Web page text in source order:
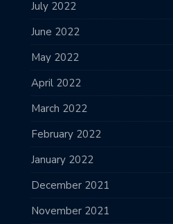
July 2022
June 2022
May 2022
April 2022
March 2022
February 2022
January 2022
December 2021
November 2021